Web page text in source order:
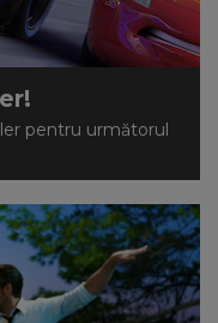
pentru următorul